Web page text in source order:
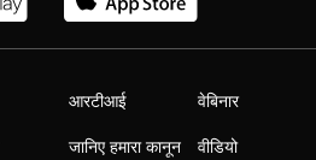
आरटीआई
जानिए हमारा कानून
वेबिनार
वीडियो